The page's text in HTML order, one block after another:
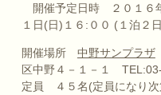
開催予定日時 ２０１６
１日(日)１６:００ (１泊２
開催場所 中野サンプラザ
区中野４－１－１
定員 ４５名(定員になり次